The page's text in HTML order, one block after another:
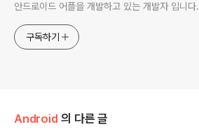
안드로이드 어플을 개발하고 있는 개발자 입니다.
구독하기
Android 의 다른 글